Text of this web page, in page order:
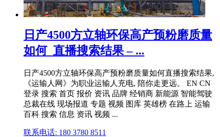
日产4500方立轴环保高产预粉磨质量
如何_直播搜索结果 – ...
日产4500方立轴环保高产预粉磨质量如何直播搜索结果,
《运输人网》为职业运输人充电, 陪你走更远。 EN CN
登录 搜索 首页 报价 资讯 品牌 经销商 新能源 智能驾驶
总裁在线 现场报道 专题 视频 图库 英雄榜 在路上 运输
百科 搜索 信息 资讯 视频 ...
联系电话: 180 3780 8511